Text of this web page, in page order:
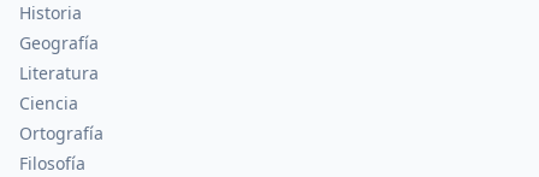
Historia
Geografía
Literatura
Ciencia
Ortografía
Filosofía